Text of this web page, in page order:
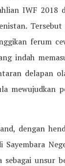
IWF 2018
ferum
indah
delapan
mewujudkan
dengan
Sayembara
sebagai unsur